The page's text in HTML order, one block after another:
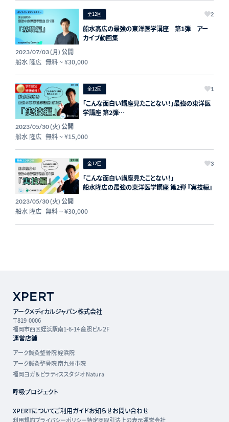
全12回 2
船水高広の最強の東洋医学講座 第1弾 アー
カイブ動画集
2023/07/03 (月) 公開
船水 隆広 無料~¥30,000
全12回 1
「こんな面白い講座見たことない！」最強の東洋医
学講座 第2弾
2023/05/30 (火) 公開
船水 隆広 無料~¥15,000
全12回 3
「こんな面白い講座見たことない！」
船水隆広の最強の東洋医学講座 第2弾 『実技編』
2023/05/30 (火) 公開
船水 隆広 無料~¥30,000
アークメディカルジャパン株式会社
〒819-0006
福岡市西区姪浜駅南1-6-14 産照ビル２F
運営店舗
アーク鍼灸整骨院 姪浜院
アーク鍼灸整骨院 南九州市院
福岡ヨガ＆ピラティススタジオ Natura
呼吸プロジェクト
XPERTについてご利用ガイドお知らせお問い合わせ
利用規約プライバシーポリシー特定商取引法上の表示運営会社